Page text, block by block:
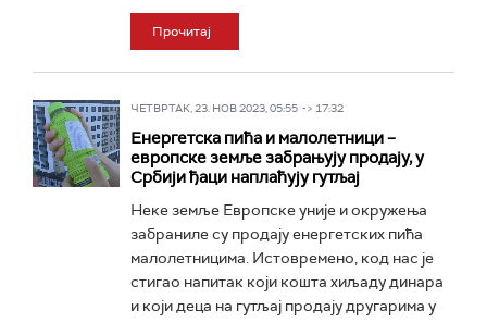
Прочитај
ЧЕТВРТАК, 23. НОВ 2023, 05:55 -> 17:32
Енергетска пића и малолетници –
европске земље забрањују продају, у
Србији ђаци наплаћују гутљај
Неке земље Европске уније и окружења
забраниле су продају енергетских пића
малолетницима. Истовремено, код нас је
стигао напитак који кошта хиљаду динара
и који деца на гутљај продају другарима у